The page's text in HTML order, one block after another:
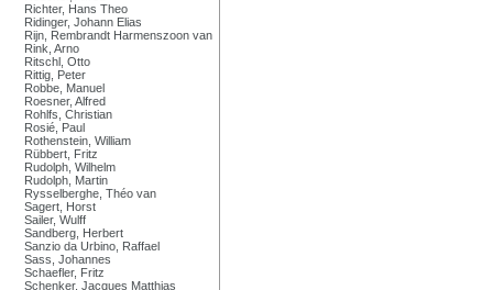
Richter, Hans Theo
Ridinger, Johann Elias
Rijn, Rembrandt Harmenszoon van
Rink, Arno
Ritschl, Otto
Rittig, Peter
Robbe, Manuel
Roesner, Alfred
Rohlfs, Christian
Rosié, Paul
Rothenstein, William
Rübbert, Fritz
Rudolph, Wilhelm
Rudolph, Martin
Rysselberghe, Théo van
Sagert, Horst
Sailer, Wulff
Sandberg, Herbert
Sanzio da Urbino, Raffael
Sass, Johannes
Schaefler, Fritz
Schenker, Jacques Matthias